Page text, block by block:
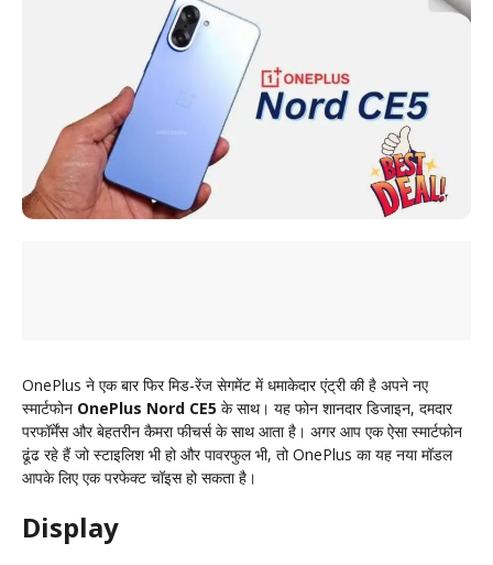
OnePlus ने एक बार फिर मिड-रेंज सेगमेंट में धमाकेदार एंट्री की है अपने नए
स्मार्टफोन OnePlus Nord CE5 के साथ। यह फोन शानदार डिजाइन, दमदार
परफॉर्मेंस और बेहतरीन कैमरा फीचर्स के साथ आता है। अगर आप एक ऐसा स्मार्टफोन
ढूंढ रहे हैं जो स्टाइलिश भी हो और पावरफुल भी, तो OnePlus का यह नया मॉडल
आपके लिए एक परफेक्ट चॉइस हो सकता है।
Display